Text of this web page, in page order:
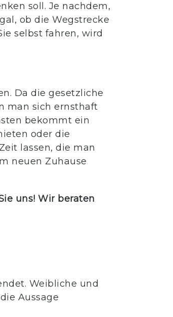
soll. Je nachdem,
ob die Wegstrecke
selbst fahren, wird
Da die gesetzliche
man sich ernsthaft
bekommt ein
oder die
lassen, die man
neuen Zuhause
uns! Wir beraten
Weibliche und
Aussage